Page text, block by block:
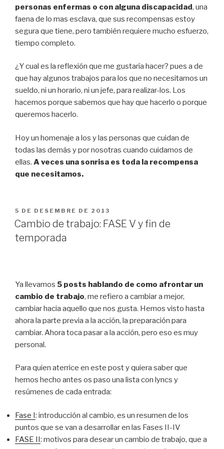
personas enfermas o con alguna discapacidad, una
faena de lo mas esclava, que sus recompensas estoy
segura que tiene, pero también requiere mucho esfuerzo,
tiempo completo.
¿Y cual es la reflexión que me gustaría hacer? pues a de
que hay algunos trabajos para los que no necesitamos un
sueldo, ni un horario, ni un jefe, para realizar-los. Los
hacemos porque sabemos que hay que hacerlo o porque
queremos hacerlo.
Hoy un homenaje a los y las personas que cuidan de
todas las demás y por nosotras cuando cuidamos de
ellas. A veces una sonrisa es toda la recompensa
que necesitamos.
PUBLICAT
A
5 DE DESEMBRE DE 2013
Cambio de trabajo: FASE V y fin de
temporada
Ya llevamos 5 posts hablando de como afrontar un
cambio de trabajo, me refiero a cambiar a mejor,
cambiar hacia aquello que nos gusta. Hemos visto hasta
ahora la parte previa a la acción, la preparación para
cambiar. Ahora toca pasar a la acción, pero eso es muy
personal.
Para quien aterrice en este post y quiera saber que
hemos hecho antes os paso una lista con lyncs y
resúmenes de cada entrada:
Fase I: introducción al cambio, es un resumen de los
puntos que se van a desarrollar en las Fases II-IV
FASE II: motivos para desear un cambio de trabajo, que a